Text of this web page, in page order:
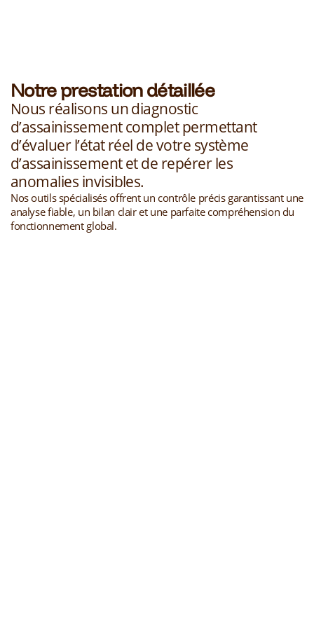
Notre prestation détaillée
Nous réalisons un diagnostic
d’assainissement complet permettant
d’évaluer l’état réel de votre système
d’assainissement et de repérer les
anomalies invisibles.
Nos outils spécialisés offrent un contrôle précis garantissant une
analyse fiable, un bilan clair et une parfaite compréhension du
fonctionnement global.